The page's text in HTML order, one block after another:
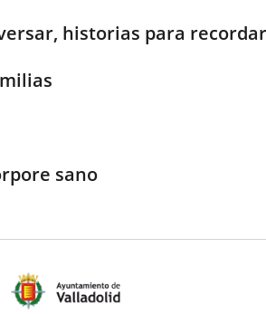
historias para recordar
sano